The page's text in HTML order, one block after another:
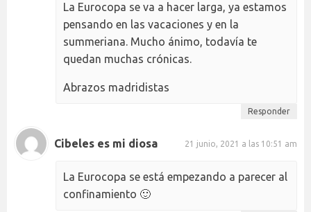
La Eurocopa se va a hacer larga, ya estamos
pensando en las vacaciones y en la
summeriana. Mucho ánimo, todavía te
quedan muchas crónicas.
Abrazos madridistas
Responder
Cibeles es mi diosa 21 junio, 2021 a las 10:51 am
La Eurocopa se está empezando a parecer al
confinamiento 🙂